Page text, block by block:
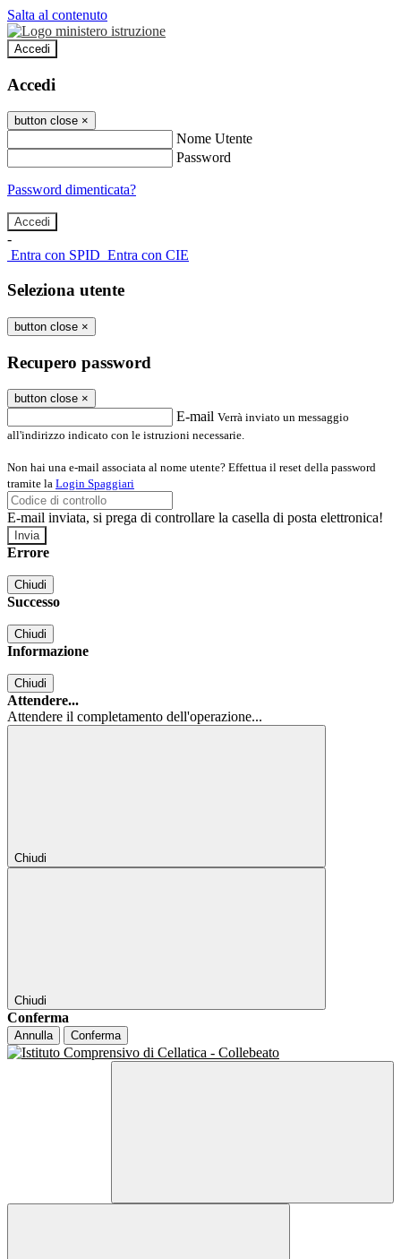
Salta al contenuto
Accedi
Accedi
button close ×
Nome Utente
Password
Password dimenticata?
-
Entra con SPID Entra con CIE
Seleziona utente
button close ×
Recupero password
button close ×
E-mail Verrà inviato un messaggio
all'indirizzo indicato con le istruzioni necessarie.
Non hai una e-mail associata al nome utente? Effettua il reset della password
tramite la Login Spaggiari
E-mail inviata, si prega di controllare la casella di posta elettronica!
Errore
Chiudi
Successo
Chiudi
Informazione
Chiudi
Attendere...
Attendere il completamento dell'operazione...
Chiudi
Chiudi
Conferma
Annulla Conferma